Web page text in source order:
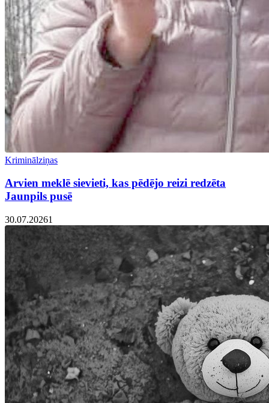
Kriminālziņas
Arvien meklē sievieti, kas pēdējo reizi redzēta
Jaunpils pusē
30.07.20261